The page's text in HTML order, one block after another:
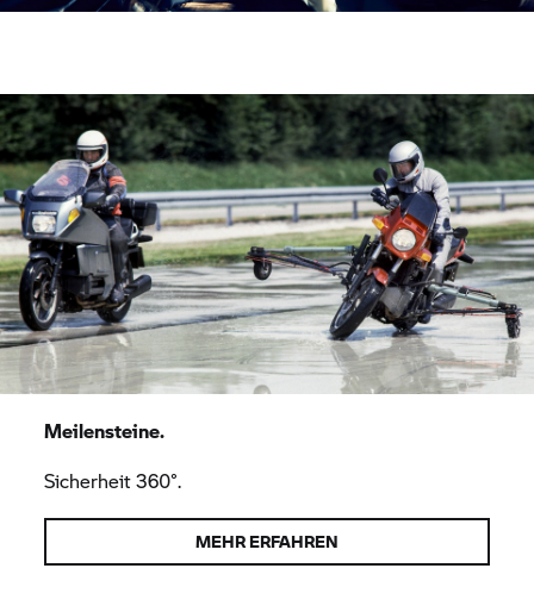
Meilensteine.
Sicherheit 360°.
MEHR ERFAHREN